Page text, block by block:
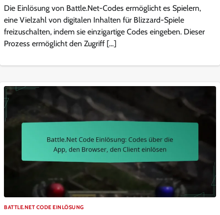
Die Einlösung von Battle.Net-Codes ermöglicht es Spielern,
eine Vielzahl von digitalen Inhalten für Blizzard-Spiele
freizuschalten, indem sie einzigartige Codes eingeben. Dieser
Prozess ermöglicht den Zugriff […]
BATTLE.NET CODE EINLÖSUNG